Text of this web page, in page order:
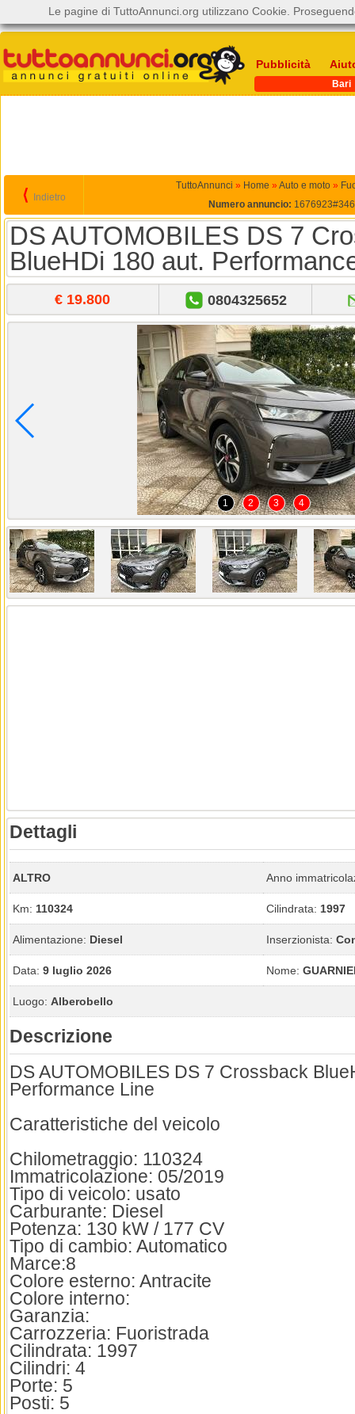
Pubblicità
Bari
⟨ Indietro
TuttoAnnunci » Home » Auto e moto »
Numero annuncio:
DS AUTOMOBILES DS 7
BlueHDi 180 aut.
€ 19.800 0804325652
1 2 3 4
Dettagli
ALTRO Anno
Km: 110324 Cilindrata: 1997
Alimentazione: Diesel Inserzionista:
Data: 9 luglio 2026 Nome:
Luogo: Alberobello
Descrizione
DS AUTOMOBILES DS 7 Crossback
Performance Line
Caratteristiche del veicolo
Chilometraggio: 110324
Immatricolazione: 05/2019
Tipo di veicolo: usato
Carburante: Diesel
Potenza: 130 kW / 177 CV
Tipo di cambio: Automatico
Marce:8
Colore esterno: Antracite
Colore interno:
Garanzia:
Carrozzeria: Fuoristrada
Cilindrata: 1997
Cilindri: 4
Porte: 5
Posti: 5
Le pagine di TuttoAnnunci.org utilizzano Cookie.